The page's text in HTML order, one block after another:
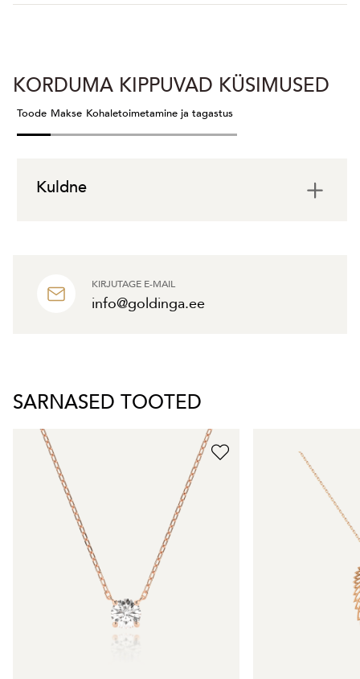
KIRJUTAGE E-MAIL
info@goldinga.ee
KORDUMA KIPPUVAD KÜSIMUSED
Toode Makse Kohaletoimetamine ja tagastus
Kuldne
SARNASED TOOTED